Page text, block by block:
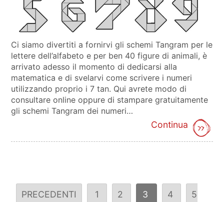
Ci siamo divertiti a fornirvi gli schemi Tangram per le
lettere dell’alfabeto e per ben 40 figure di animali, è
arrivato adesso il momento di dedicarsi alla
matematica e di svelarvi come scrivere i numeri
utilizzando proprio i 7 tan. Qui avrete modo di
consultare online oppure di stampare gratuitamente
gli schemi Tangram dei numeri…
Continua
PRECEDENTI 1 2 3 4 5